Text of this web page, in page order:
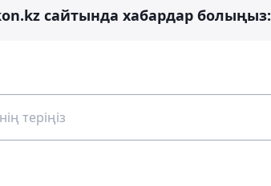
сайтында хабардар болыңыз: